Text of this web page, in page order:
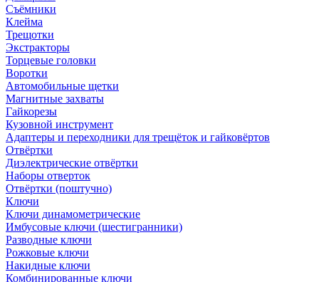
Съёмники
Клейма
Трещотки
Экстракторы
Торцевые головки
Воротки
Автомобильные щетки
Магнитные захваты
Гайкорезы
Кузовной инструмент
Адаптеры и переходники для трещёток и гайковёртов
Отвёртки
Диэлектрические отвёртки
Наборы отверток
Отвёртки (поштучно)
Ключи
Ключи динамометрические
Имбусовые ключи (шестигранники)
Разводные ключи
Рожковые ключи
Накидные ключи
Комбинированные ключи